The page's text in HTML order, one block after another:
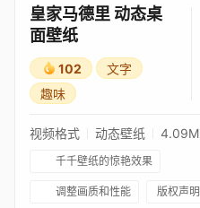
皇家马德里 动态桌
面壁纸
102
文字
趣味
视频格式 动态壁纸 4.09M
千千壁纸的惊艳效果
调整画质和性能 版权声明